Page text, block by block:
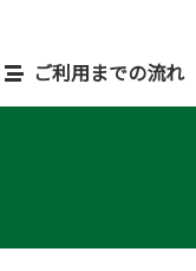
ご利用までの流れ